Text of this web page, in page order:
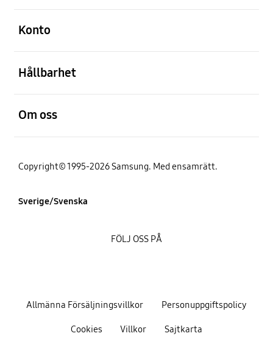
Konto
Hållbarhet
Om oss
Copyright© 1995-2026 Samsung. Med ensamrätt.
Sverige/Svenska
Allmänna Försäljningsvillkor Personuppgiftspolicy
Cookies Villkor Sajtkarta
FÖLJ OSS PÅ